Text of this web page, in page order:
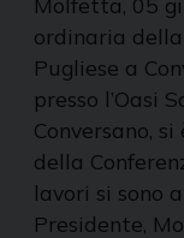
ordinaria
Pugliese a
presso l’Oasi
Conversano,
della
lavori si sono
Presidente,